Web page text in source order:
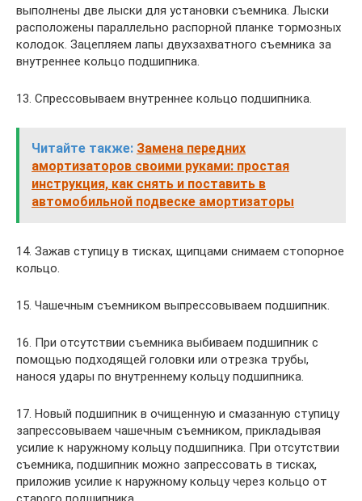
выполнены две лыски для установки съемника. Лыски
расположены параллельно распор­ной планке тормозных
колодок. Зацепляем лапы двухзахватного съемника за
внутреннее кольцо подшипника.
13. Спрессовываем внутреннее кольцо подшипника.
Читайте также: Замена передних
амортизаторов своими руками: простая
инструкция, как снять и поставить в
автомобильной подвеске амортизаторы
14. Зажав ступицу в тисках, щипцами снимаем стопорное
кольцо.
15. Чашечным съемником выпрессовываем подшипник.
16. При отсутствии съемника выбива­ем подшипник с
помощью под­ходящей головки или отрезка трубы,
нанося удары по внутрен­нему кольцу подшипника.
17. Новый подшипник в очищенную и смазанную ступицу
запрессовыва­ем чашечным съемником, приклады­вая
усилие к наружному кольцу под­шипника. При отсутствии
съемника, под­шипник можно запрессовать в тис­ках,
приложив усилие к наруж­ному кольцу через кольцо от